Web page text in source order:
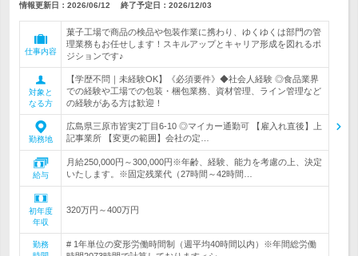
情報更新日：2026/06/12 終了予定日： 2026/12/03
仕事内容
菓子工場で商品の検品や包装作業に携わり、ゆくゆくは部門の管
理業務もお任せします！スキルアップとキャリア形成を図れるポ
ジションです♪
対象と
なる方
【学歴不問｜未経験OK】《必須要件》◆社会人経験 ◎食品業界
での経験や工場での包装・梱包業務、資材管理、ライン管理など
の経験がある方は歓迎！
勤務地
広島県三原市皆実2丁目6-10 ◎マイカー通勤可 【雇入れ直後】上
記事業所 【変更の範囲】会社の定…
給与
月給250,000円～300,000円※年齢、経験、能力を考慮の上、決定
いたします。※固定残業代（27時間～42時間…
初年度
年収
320万円～400万円
勤務
# 1年単位の変形労働時間制（週平均40時間以内）※年間総労働